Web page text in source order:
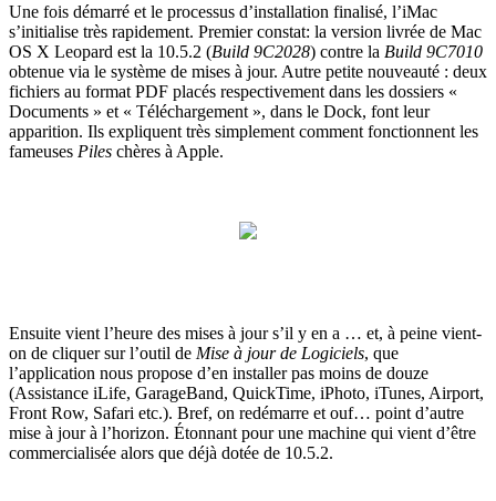
Une fois démarré et le processus d’installation finalisé, l’iMac
s’initialise très rapidement. Premier constat: la version livrée de Mac
OS X Leopard est la 10.5.2 (Build 9C2028) contre la Build 9C7010
obtenue via le système de mises à jour. Autre petite nouveauté : deux
fichiers au format PDF placés respectivement dans les dossiers «
Documents » et « Téléchargement », dans le Dock, font leur
apparition. Ils expliquent très simplement comment fonctionnent les
fameuses Piles chères à Apple.
Ensuite vient l’heure des mises à jour s’il y en a … et, à peine vient-
on de cliquer sur l’outil de Mise à jour de Logiciels, que
l’application nous propose d’en installer pas moins de douze
(Assistance iLife, GarageBand, QuickTime, iPhoto, iTunes, Airport,
Front Row, Safari etc.). Bref, on redémarre et ouf… point d’autre
mise à jour à l’horizon. Étonnant pour une machine qui vient d’être
commercialisée alors que déjà dotée de 10.5.2.